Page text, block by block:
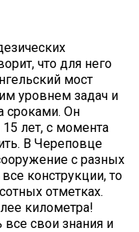
что для него
мост
уровнем задач и
сроками. Он
лет, с момента
В Череповце
с разных
конструкции, то
отметках.
километра!
свои знания и